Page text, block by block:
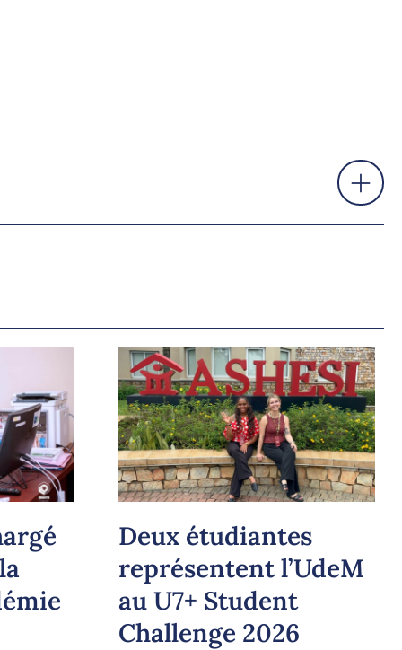
Deux étudiantes
représentent l’UdeM
au U7+ Student
Challenge 2026